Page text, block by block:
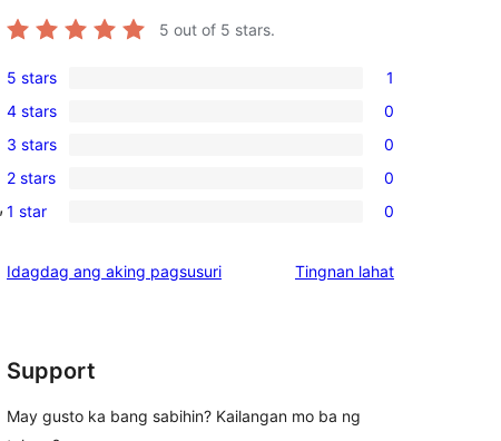
,
5 out of 5 stars.
1
5-
star
review
5 stars 1
0
4-
star
reviews
4 stars 0
0
3-
star
3 stars 0
0
2-
reviews
2 stars 0
0
star
1 star 0
Idagdag ang aking pagsusuri Tingnan lahatng
Support
May gusto ka bang sabihin? Kailangan mo ba ng